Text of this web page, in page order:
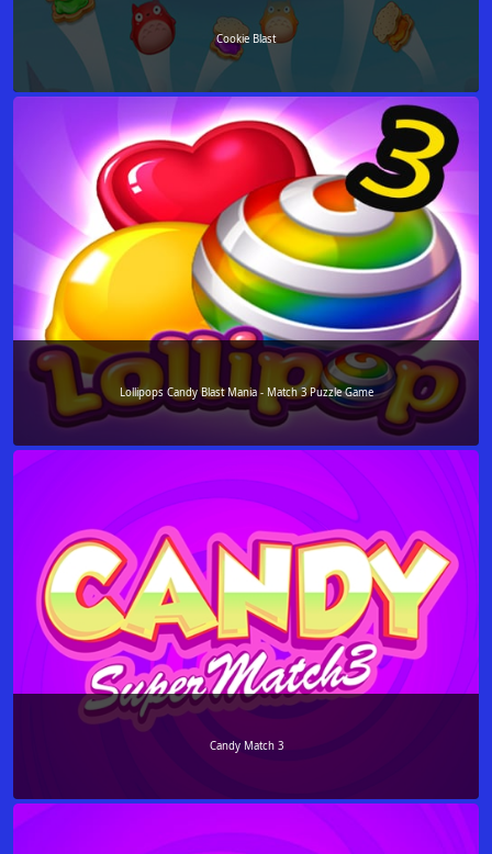
Cookie Blast
Lollipops Candy Blast Mania - Match 3 Puzzle Game
Candy Match 3